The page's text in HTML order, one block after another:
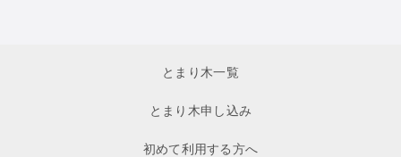
とまり木一覧
とまり木申し込み
初めて利用する方へ